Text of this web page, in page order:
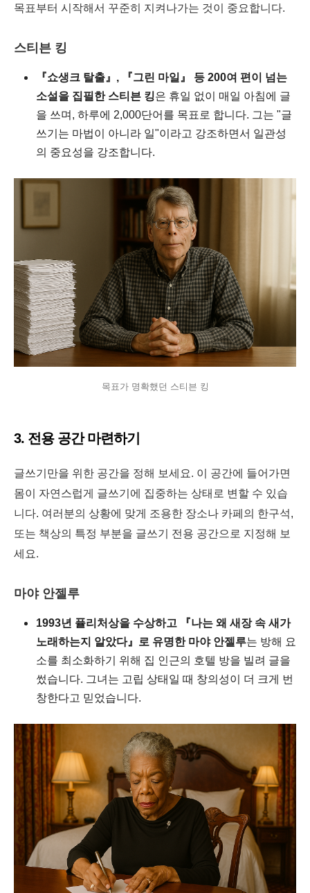
목표부터 시작해서 꾸준히 지켜나가는 것이 중요합니다.
스티븐 킹
『쇼생크 탈출』, 『그린 마일』 등 200여 편이 넘는
소설을 집필한 스티븐 킹은 휴일 없이 매일 아침에 글
을 쓰며, 하루에 2,000단어를 목표로 합니다. 그는 "글
쓰기는 마법이 아니라 일"이라고 강조하면서 일관성
의 중요성을 강조합니다.
목표가 명확했던 스티븐 킹
3. 전용 공간 마련하기
글쓰기만을 위한 공간을 정해 보세요. 이 공간에 들어가면
몸이 자연스럽게 글쓰기에 집중하는 상태로 변할 수 있습
니다. 여러분의 상황에 맞게 조용한 장소나 카페의 한구석,
또는 책상의 특정 부분을 글쓰기 전용 공간으로 지정해 보
세요.
마야 안젤루
1993년 퓰리처상을 수상하고 『나는 왜 새장 속 새가
노래하는지 알았다』로 유명한 마야 안젤루는 방해 요
소를 최소화하기 위해 집 인근의 호텔 방을 빌려 글을
썼습니다. 그녀는 고립 상태일 때 창의성이 더 크게 번
창한다고 믿었습니다.